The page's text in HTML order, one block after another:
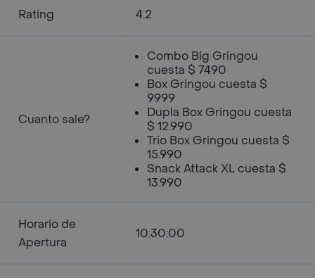
Rating 4.2
Cuanto sale?
Combo Big Gringou
cuesta $ 7490
Box Gringou cuesta $
9999
Dupla Box Gringou cuesta
$ 12.990
Trio Box Gringou cuesta $
15.990
Snack Attack XL cuesta $
13.990
Horario de
Apertura
10:30:00